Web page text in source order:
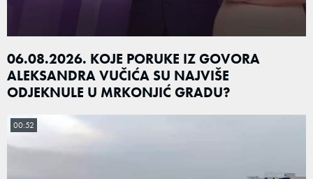
06.08.2026. KOJE PORUKE IZ GOVORA
ALEKSANDRA VUČIĆA SU NAJVIŠE
ODJEKNULE U MRKONJIĆ GRADU?
00:52